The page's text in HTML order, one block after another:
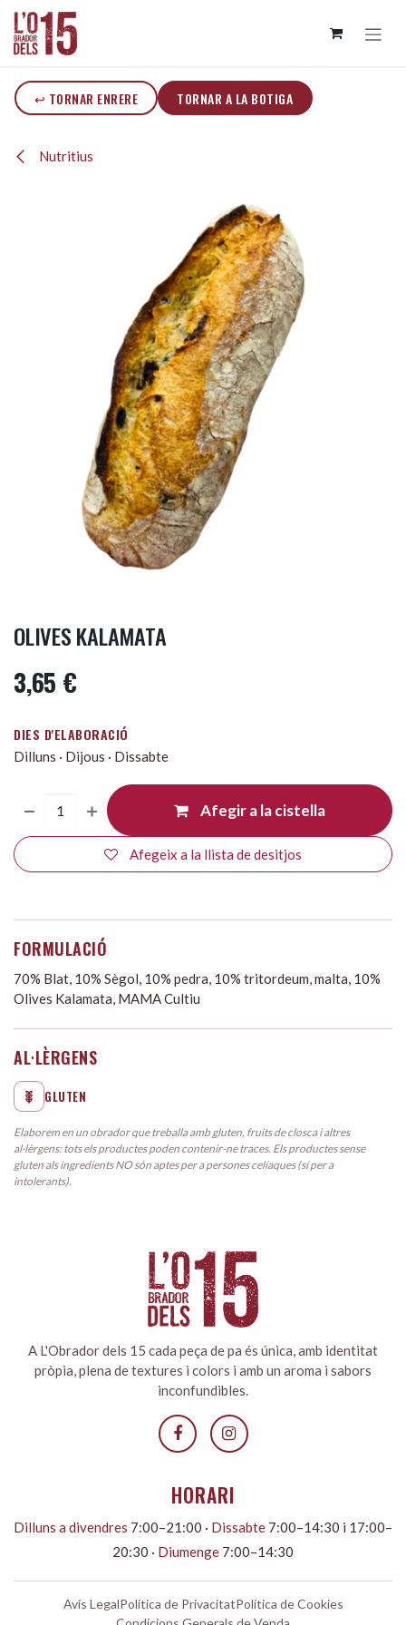
Skip to Content
↩ TORNAR ENRERE TORNAR A LA BOTIGA
Nutritius
OLIVES KALAMATA
3,65 €
DIES D'ELABORACIÓ
Dilluns · Dijous · Dissabte
Afegir a la cistella
Afegeix a la llista de desitjos
FORMULACIÓ
70% Blat, 10% Sègol, 10% pedra, 10% tritordeum, malta, 10%
Olives Kalamata, MAMA Cultiu
AL·LÈRGENS
GLUTEN
Elaborem en un obrador que treballa amb gluten, fruits de closca i altres
al·lèrgens: tots els productes poden contenir-ne traces. Els productes sense
gluten als ingredients NO són aptes per a persones celíaques (sí per a
intolerants).
A L'Obrador dels 15 cada peça de pa és única, amb identitat
pròpia, plena de textures i colors i amb un aroma i sabors
inconfundibles.
HORARI
Dilluns a divendres 7:00–21:00 · Dissabte 7:00–14:30 i 17:00–
20:30 · Diumenge 7:00–14:30
Avís LegalPolítica de PrivacitatPolítica de Cookies